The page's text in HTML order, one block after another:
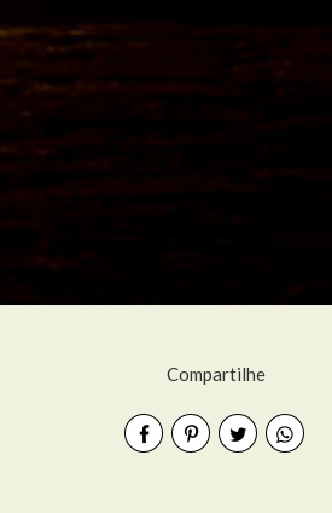
Compartilhe